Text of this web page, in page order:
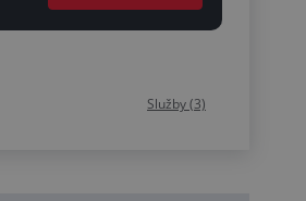
Služby (3)